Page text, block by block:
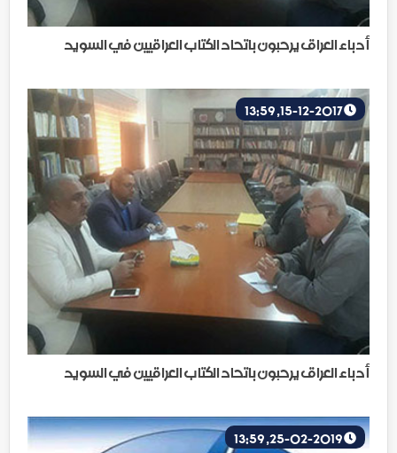
أدباء العراق يرحبون باتحاد الكتاب العراقيين في السويد
أدباء العراق يرحبون باتحاد الكتاب العراقيين في السويد